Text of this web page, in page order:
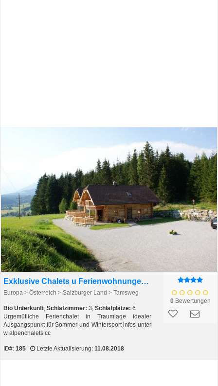
Exklusive Chalets u Ferienwohnungen Weissenbacher
Europa > Österreich > Salzburger Land > Tamsweg
Bio Unterkunft Schlafzimmer: 3, Schlafplätze: 6
Urgemütliche Ferienchalet in Traumlage idealer
Ausgangspunkt für Sommer und Wintersport infos unter
w alpenchalets cc
ID#: 185 | Letzte Aktualisierung: 11.08.2018
0Bewertungen